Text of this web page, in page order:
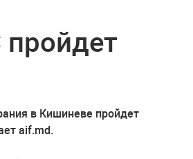
в Кишиневе пройдет
aif.md.